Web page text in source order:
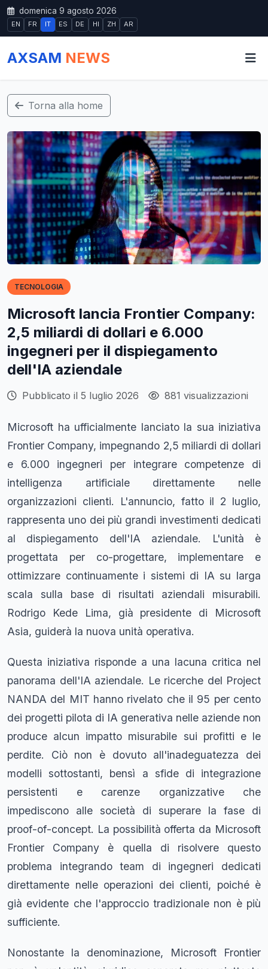
domenica 9 agosto 2026
EN FR IT ES DE HI ZH AR
AXSAM NEWS
Torna alla home
TECNOLOGIA
Microsoft lancia Frontier Company:
2,5 miliardi di dollari e 6.000
ingegneri per il dispiegamento
dell'IA aziendale
Pubblicato il 5 luglio 2026 881 visualizzazioni
Microsoft ha ufficialmente lanciato la sua iniziativa
Frontier Company, impegnando 2,5 miliardi di dollari
e 6.000 ingegneri per integrare competenze di
intelligenza artificiale direttamente nelle
organizzazioni clienti. L'annuncio, fatto il 2 luglio,
rappresenta uno dei più grandi investimenti dedicati
al dispiegamento dell'IA aziendale. L'unità è
progettata per co-progettare, implementare e
ottimizzare continuamente i sistemi di IA su larga
scala sulla base di risultati aziendali misurabili.
Rodrigo Kede Lima, già presidente di Microsoft
Asia, guiderà la nuova unità operativa.
Questa iniziativa risponde a una lacuna critica nel
panorama dell'IA aziendale. Le ricerche del Project
NANDA del MIT hanno rivelato che il 95 per cento
dei progetti pilota di IA generativa nelle aziende non
produce alcun impatto misurabile sui profitti e le
perdite. Ciò non è dovuto all'inadeguatezza dei
modelli sottostanti, bensì a sfide di integrazione
persistenti e carenze organizzative che
impediscono alle società di superare la fase di
proof-of-concept. La possibilità offerta da Microsoft
Frontier Company è quella di risolvere questo
problema integrando team di ingegneri dedicati
direttamente nelle operazioni dei clienti, poiché è
già evidente che l'approccio tradizionale non è più
sufficiente.
Nonostante la denominazione, Microsoft Frontier